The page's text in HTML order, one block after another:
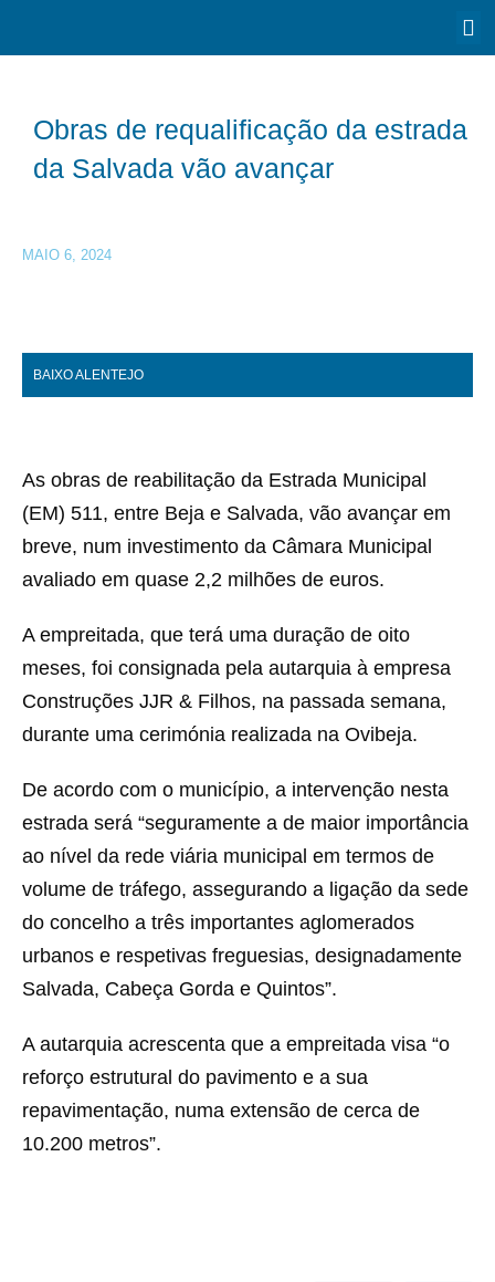
Obras de requalificação da estrada
da Salvada vão avançar
MAIO 6, 2024
BAIXO ALENTEJO
As obras de reabilitação da Estrada Municipal
(EM) 511, entre Beja e Salvada, vão avançar em
breve, num investimento da Câmara Municipal
avaliado em quase 2,2 milhões de euros.
A empreitada, que terá uma duração de oito
meses, foi consignada pela autarquia à empresa
Construções JJR & Filhos, na passada semana,
durante uma cerimónia realizada na Ovibeja.
De acordo com o município, a intervenção nesta
estrada será “seguramente a de maior importância
ao nível da rede viária municipal em termos de
volume de tráfego, assegurando a ligação da sede
do concelho a três importantes aglomerados
urbanos e respetivas freguesias, designadamente
Salvada, Cabeça Gorda e Quintos”.
A autarquia acrescenta que a empreitada visa “o
reforço estrutural do pavimento e a sua
repavimentação, numa extensão de cerca de
10.200 metros”.